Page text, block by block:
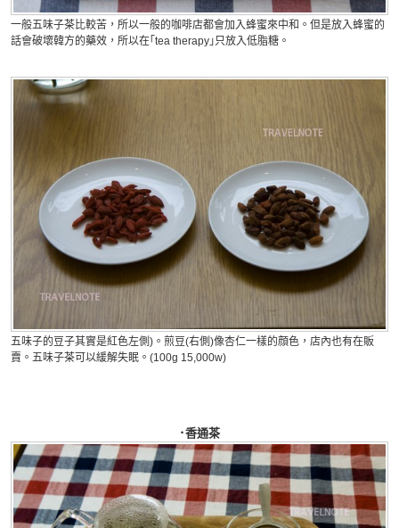
一般五味子茶比較苦，所以一般的咖啡店都會加入蜂蜜來中和。但是放入蜂蜜的
話會破壞韓方的藥效，所以在｢tea therapy｣只放入低脂糖。
五味子的豆子其實是紅色左側)。煎豆(右側)像杏仁一樣的顔色，店內也有在販
賣。五味子茶可以緩解失眠。(100g 15,000w)
･香通茶